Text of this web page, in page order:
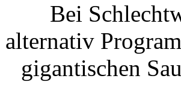
Bei
alternativ
gigantischen